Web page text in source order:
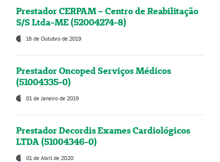
Prestador CERPAM – Centro de Reabilitação
S/S Ltda-ME (52004274-8)
18 de Outubro de 2019
Prestador Oncoped Serviços Médicos
(51004335-0)
01 de Janeiro de 2019
Prestador Decordis Exames Cardiológicos
LTDA (51004346-0)
01 de Abril de 2020